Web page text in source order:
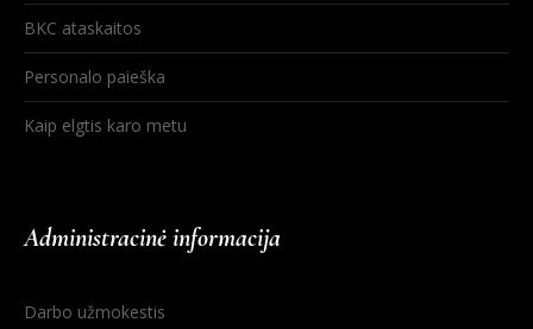
BKC ataskaitos
Personalo paieška
Kaip elgtis karo metu
Administracinė informacija
Darbo užmokestis